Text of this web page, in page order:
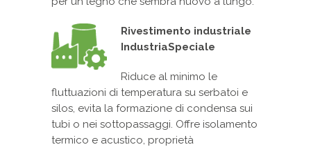
Rivestimento industriale
IndustriaSpeciale
Riduce al minimo le
fluttuazioni di temperatura su serbatoi e
silos, evita la formazione di condensa sui
tubi o nei sottopassaggi. Offre isolamento
termico e acustico, proprietà